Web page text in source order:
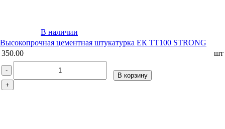
В наличии
Высокопрочная цементная штукатурка ЕК TT100 STRONG
350.00
шт
-
+
В корзину